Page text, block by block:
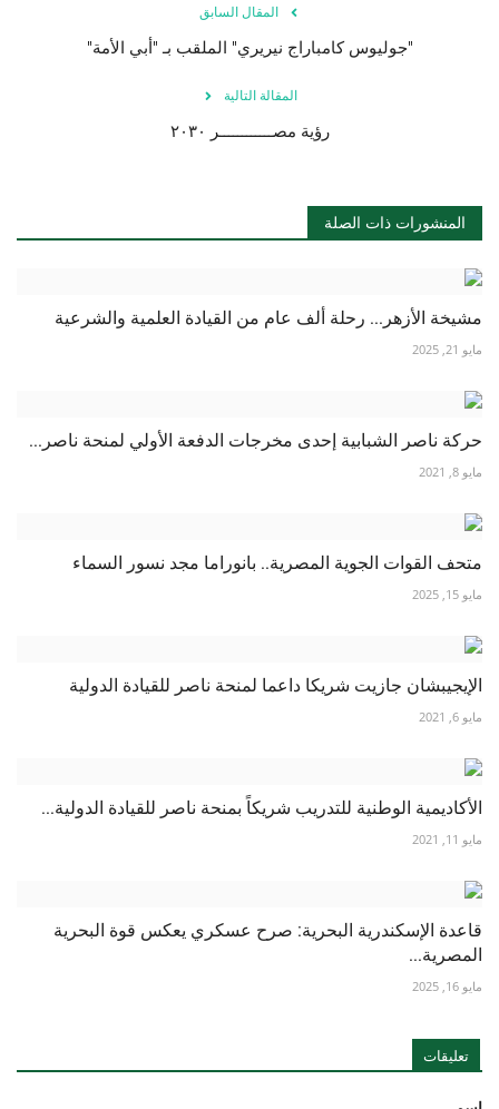
الرعاة
الشركاء
Gallery
لغة
English
Swahili
español
French
المقال السابق
"جوليوس كامباراج نيريري" الملقب بـ "أبي الأمة"
المقالة التالية
رؤية مصــــــــــــر ٢٠٣٠
المنشورات ذات الصلة
مشيخة الأزهر... رحلة ألف عام من القيادة العلمية والشرعية
مايو 21, 2025
حركة ناصر الشبابية إحدى مخرجات الدفعة الأولي لمنحة ناصر...
مايو 8, 2021
متحف القوات الجوية المصرية.. بانوراما مجد نسور السماء
مايو 15, 2025
الإيجيبشان جازيت شريكا داعما لمنحة ناصر للقيادة الدولية
مايو 6, 2021
الأكاديمية الوطنية للتدريب شريكاً بمنحة ناصر للقيادة الدولية...
مايو 11, 2021
قاعدة الإسكندرية البحرية: صرح عسكري يعكس قوة البحرية
المصرية...
مايو 16, 2025
تعليقات